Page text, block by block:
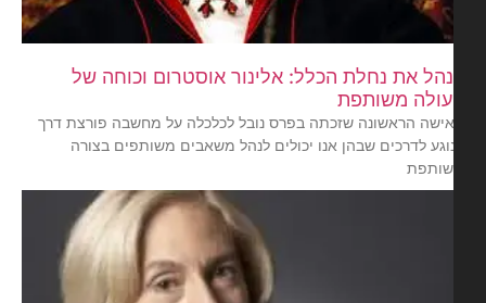
את נחלת הכלל: אלינור אוסטרום וכוחה של
משותפת
הראשונה שזכתה בפרס נובל לכלכלה על מחשבה פורצת דרך
לדרכים שבהן אנו יכולים לנהל משאבים משותפים בצורה